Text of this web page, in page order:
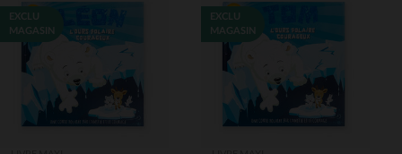
EXCLU
MAGASIN
EXCLU
MAGASIN